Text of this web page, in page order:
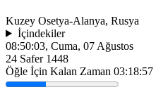
Kuzey Osetya-Alanya, Rusya
İçindekiler
08:50:03, Cuma, 07 Ağustos
24 Safer 1448
Öğle İçin Kalan Zaman 03:18:57